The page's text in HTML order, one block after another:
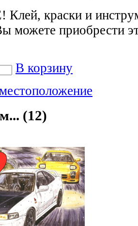
краски и
можете приобрести
В корзину
(12)